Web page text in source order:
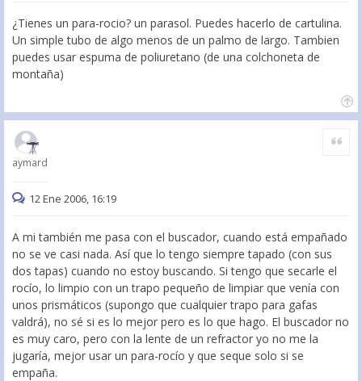
¿Tienes un para-rocio? un parasol. Puedes hacerlo de cartulina.
Un simple tubo de algo menos de un palmo de largo. Tambien
puedes usar espuma de poliuretano (de una colchoneta de
montaña)
aymard
Citar
12 Ene 2006, 16:19
A mi también me pasa con el buscador, cuando está empañado
no se ve casi nada. Así que lo tengo siempre tapado (con sus
dos tapas) cuando no estoy buscando. Si tengo que secarle el
rocío, lo limpio con un trapo pequeño de limpiar que venía con
unos prismáticos (supongo que cualquier trapo para gafas
valdrá), no sé si es lo mejor pero es lo que hago. El buscador no
es muy caro, pero con la lente de un refractor yo no me la
jugaría, mejor usar un para-rocío y que seque solo si se
empaña.